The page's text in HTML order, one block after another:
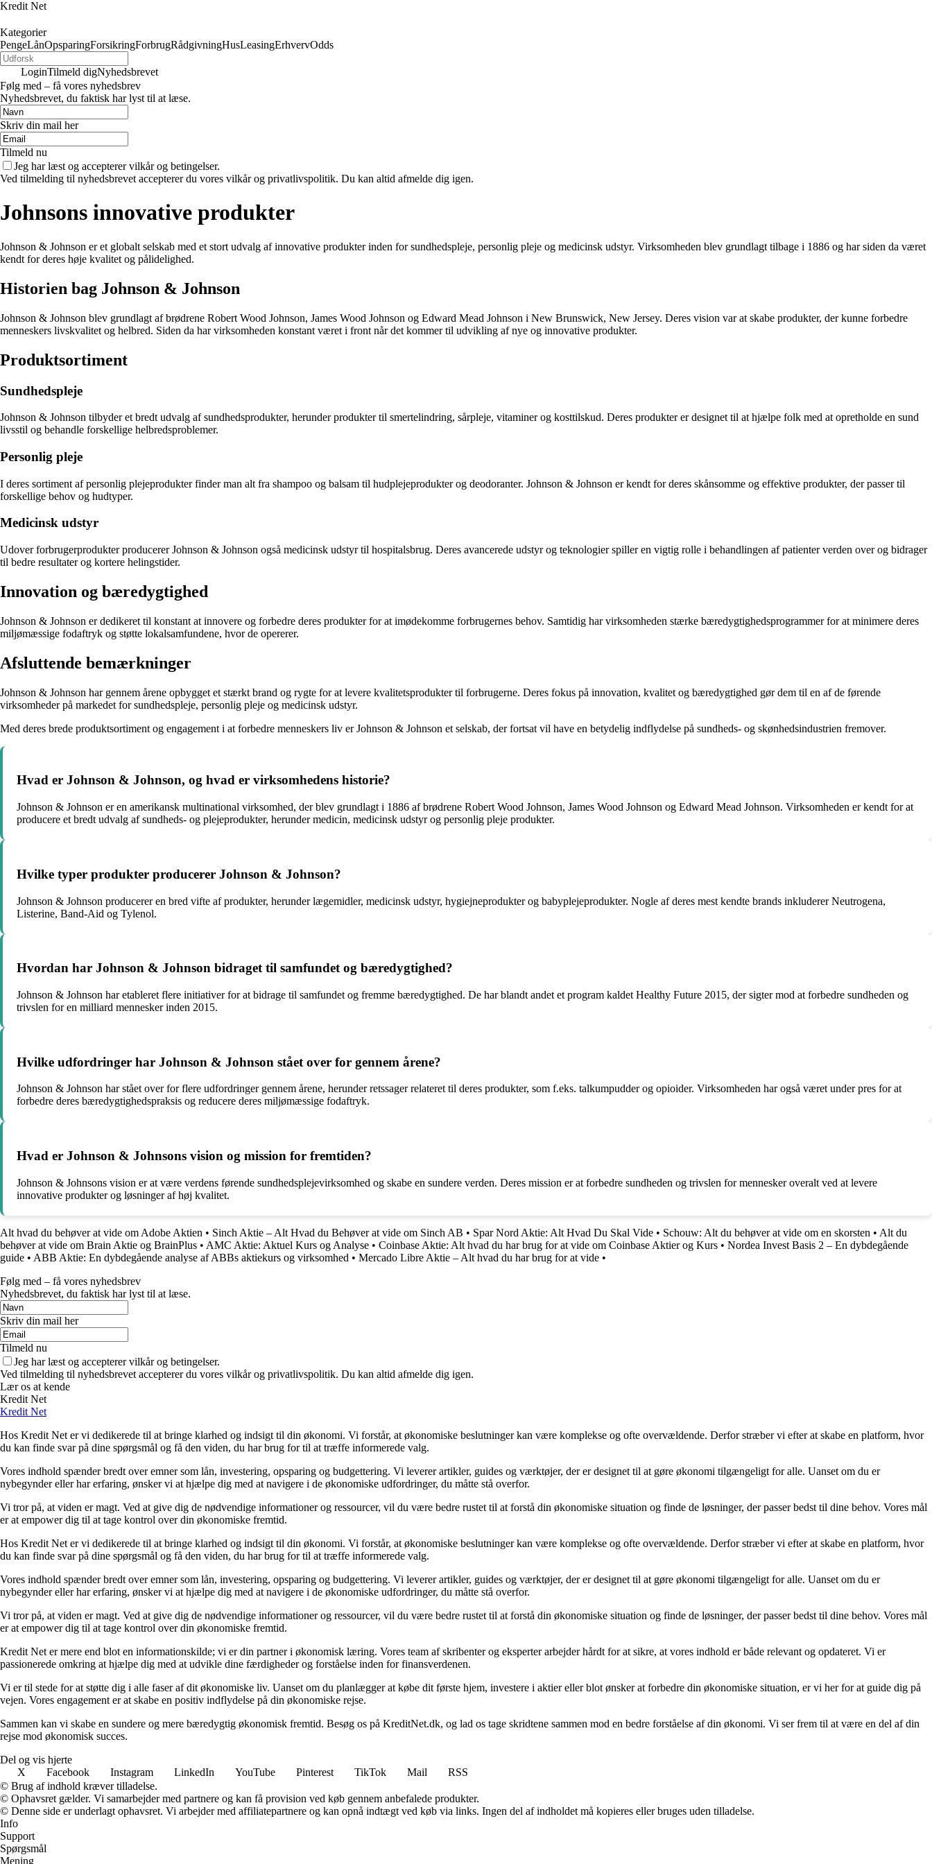
Kredit Net
Kategorier
PengeLånOpsparingForsikringForbrugRådgivningHusLeasingErhvervOdds
LoginTilmeld digNyhedsbrevet
Følg med – få vores nyhedsbrev
Nyhedsbrevet, du faktisk har lyst til at læse.
Skriv din mail her
Tilmeld nu
Jeg har læst og accepterer vilkår og betingelser.
Ved tilmelding til nyhedsbrevet accepterer du vores vilkår og privatlivspolitik. Du kan altid afmelde dig igen.
Johnsons innovative produkter
Johnson & Johnson er et globalt selskab med et stort udvalg af innovative produkter inden for sundhedspleje, personlig pleje og medicinsk udstyr. Virksomheden blev grundlagt tilbage i 1886 og har siden da været
kendt for deres høje kvalitet og pålidelighed.
Historien bag Johnson & Johnson
Johnson & Johnson blev grundlagt af brødrene Robert Wood Johnson, James Wood Johnson og Edward Mead Johnson i New Brunswick, New Jersey. Deres vision var at skabe produkter, der kunne forbedre
menneskers livskvalitet og helbred. Siden da har virksomheden konstant været i front når det kommer til udvikling af nye og innovative produkter.
Produktsortiment
Sundhedspleje
Johnson & Johnson tilbyder et bredt udvalg af sundhedsprodukter, herunder produkter til smertelindring, sårpleje, vitaminer og kosttilskud. Deres produkter er designet til at hjælpe folk med at opretholde en sund
livsstil og behandle forskellige helbredsproblemer.
Personlig pleje
I deres sortiment af personlig plejeprodukter finder man alt fra shampoo og balsam til hudplejeprodukter og deodoranter. Johnson & Johnson er kendt for deres skånsomme og effektive produkter, der passer til
forskellige behov og hudtyper.
Medicinsk udstyr
Udover forbrugerprodukter producerer Johnson & Johnson også medicinsk udstyr til hospitalsbrug. Deres avancerede udstyr og teknologier spiller en vigtig rolle i behandlingen af patienter verden over og bidrager
til bedre resultater og kortere helingstider.
Innovation og bæredygtighed
Johnson & Johnson er dedikeret til konstant at innovere og forbedre deres produkter for at imødekomme forbrugernes behov. Samtidig har virksomheden stærke bæredygtighedsprogrammer for at minimere deres
miljømæssige fodaftryk og støtte lokalsamfundene, hvor de opererer.
Afsluttende bemærkninger
Johnson & Johnson har gennem årene opbygget et stærkt brand og rygte for at levere kvalitetsprodukter til forbrugerne. Deres fokus på innovation, kvalitet og bæredygtighed gør dem til en af de førende
virksomheder på markedet for sundhedspleje, personlig pleje og medicinsk udstyr.
Med deres brede produktsortiment og engagement i at forbedre menneskers liv er Johnson & Johnson et selskab, der fortsat vil have en betydelig indflydelse på sundheds- og skønhedsindustrien fremover.
Hvad er Johnson & Johnson, og hvad er virksomhedens historie?
Johnson & Johnson er en amerikansk multinational virksomhed, der blev grundlagt i 1886 af brødrene Robert Wood Johnson, James Wood Johnson og Edward Mead Johnson. Virksomheden er kendt for at
producere et bredt udvalg af sundheds- og plejeprodukter, herunder medicin, medicinsk udstyr og personlig pleje produkter.
Hvilke typer produkter producerer Johnson & Johnson?
Johnson & Johnson producerer en bred vifte af produkter, herunder lægemidler, medicinsk udstyr, hygiejneprodukter og babyplejeprodukter. Nogle af deres mest kendte brands inkluderer Neutrogena,
Listerine, Band-Aid og Tylenol.
Hvordan har Johnson & Johnson bidraget til samfundet og bæredygtighed?
Johnson & Johnson har etableret flere initiativer for at bidrage til samfundet og fremme bæredygtighed. De har blandt andet et program kaldet Healthy Future 2015, der sigter mod at forbedre sundheden og
trivslen for en milliard mennesker inden 2015.
Hvilke udfordringer har Johnson & Johnson stået over for gennem årene?
Johnson & Johnson har stået over for flere udfordringer gennem årene, herunder retssager relateret til deres produkter, som f.eks. talkumpudder og opioider. Virksomheden har også været under pres for at
forbedre deres bæredygtighedspraksis og reducere deres miljømæssige fodaftryk.
Hvad er Johnson & Johnsons vision og mission for fremtiden?
Johnson & Johnsons vision er at være verdens førende sundhedsplejevirksomhed og skabe en sundere verden. Deres mission er at forbedre sundheden og trivslen for mennesker overalt ved at levere
innovative produkter og løsninger af høj kvalitet.
Alt hvad du behøver at vide om Adobe Aktien • Sinch Aktie – Alt Hvad du Behøver at vide om Sinch AB • Spar Nord Aktie: Alt Hvad Du Skal Vide • Schouw: Alt du behøver at vide om en skorsten • Alt du
behøver at vide om Brain Aktie og BrainPlus • AMC Aktie: Aktuel Kurs og Analyse • Coinbase Aktie: Alt hvad du har brug for at vide om Coinbase Aktier og Kurs • Nordea Invest Basis 2 – En dybdegående
guide • ABB Aktie: En dybdegående analyse af ABBs aktiekurs og virksomhed • Mercado Libre Aktie – Alt hvad du har brug for at vide •
Følg med – få vores nyhedsbrev
Nyhedsbrevet, du faktisk har lyst til at læse.
Skriv din mail her
Tilmeld nu
Jeg har læst og accepterer vilkår og betingelser.
Ved tilmelding til nyhedsbrevet accepterer du vores vilkår og privatlivspolitik. Du kan altid afmelde dig igen.
Lær os at kende
Kredit Net
Kredit Net
Hos Kredit Net er vi dedikerede til at bringe klarhed og indsigt til din økonomi. Vi forstår, at økonomiske beslutninger kan være komplekse og ofte overvældende. Derfor stræber vi efter at skabe en platform, hvor
du kan finde svar på dine spørgsmål og få den viden, du har brug for til at træffe informerede valg.
Vores indhold spænder bredt over emner som lån, investering, opsparing og budgettering. Vi leverer artikler, guides og værktøjer, der er designet til at gøre økonomi tilgængeligt for alle. Uanset om du er
nybegynder eller har erfaring, ønsker vi at hjælpe dig med at navigere i de økonomiske udfordringer, du måtte stå overfor.
Vi tror på, at viden er magt. Ved at give dig de nødvendige informationer og ressourcer, vil du være bedre rustet til at forstå din økonomiske situation og finde de løsninger, der passer bedst til dine behov. Vores mål
er at empower dig til at tage kontrol over din økonomiske fremtid.
Hos Kredit Net er vi dedikerede til at bringe klarhed og indsigt til din økonomi. Vi forstår, at økonomiske beslutninger kan være komplekse og ofte overvældende. Derfor stræber vi efter at skabe en platform, hvor
du kan finde svar på dine spørgsmål og få den viden, du har brug for til at træffe informerede valg.
Vores indhold spænder bredt over emner som lån, investering, opsparing og budgettering. Vi leverer artikler, guides og værktøjer, der er designet til at gøre økonomi tilgængeligt for alle. Uanset om du er
nybegynder eller har erfaring, ønsker vi at hjælpe dig med at navigere i de økonomiske udfordringer, du måtte stå overfor.
Vi tror på, at viden er magt. Ved at give dig de nødvendige informationer og ressourcer, vil du være bedre rustet til at forstå din økonomiske situation og finde de løsninger, der passer bedst til dine behov. Vores mål
er at empower dig til at tage kontrol over din økonomiske fremtid.
Kredit Net er mere end blot en informationskilde; vi er din partner i økonomisk læring. Vores team af skribenter og eksperter arbejder hårdt for at sikre, at vores indhold er både relevant og opdateret. Vi er
passionerede omkring at hjælpe dig med at udvikle dine færdigheder og forståelse inden for finansverdenen.
Vi er til stede for at støtte dig i alle faser af dit økonomiske liv. Uanset om du planlægger at købe dit første hjem, investere i aktier eller blot ønsker at forbedre din økonomiske situation, er vi her for at guide dig på
vejen. Vores engagement er at skabe en positiv indflydelse på din økonomiske rejse.
Sammen kan vi skabe en sundere og mere bæredygtig økonomisk fremtid. Besøg os på KreditNet.dk, og lad os tage skridtene sammen mod en bedre forståelse af din økonomi. Vi ser frem til at være en del af din
rejse mod økonomisk succes.
Del og vis hjerte
X
Facebook Instagram LinkedIn YouTube Pinterest TikTok Mail
RSS
© Brug af indhold kræver tilladelse.
© Ophavsret gælder. Vi samarbejder med partnere og kan få provision ved køb gennem anbefalede produkter.
© Denne side er underlagt ophavsret. Vi arbejder med affiliatepartnere og kan opnå indtægt ved køb via links. Ingen del af indholdet må kopieres eller bruges uden tilladelse.
Info
Support
Spørgsmål
Mening